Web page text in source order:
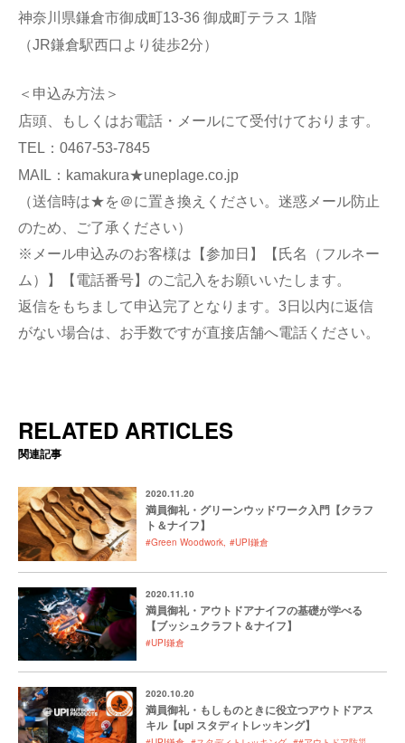
神奈川県鎌倉市御成町13-36 御成町テラス 1階
（JR鎌倉駅西口より徒歩2分）
＜申込み方法＞
店頭、もしくはお電話・メールにて受付けております。
TEL：0467-53-7845
MAIL：kamakura★uneplage.co.jp
（送信時は★を＠に置き換えください。迷惑メール防止
のため、ご了承ください）
※メール申込みのお客様は【参加日】【氏名（フルネー
ム）】【電話番号】のご記入をお願いいたします。
返信をもちまして申込完了となります。3日以内に返信
がない場合は、お手数ですが直接店舗へ電話ください。
RELATED ARTICLES
関連記事
2020.11.20
満員御礼・グリーンウッドワーク入門【クラフ
ト＆ナイフ】
#Green Woodwork #UPI鎌倉
2020.11.10
満員御礼・アウトドアナイフの基礎が学べる
【ブッシュクラフト＆ナイフ】
#UPI鎌倉
2020.10.20
満員御礼・もしものときに役立つアウトドアス
キル【upi スタディトレッキング】